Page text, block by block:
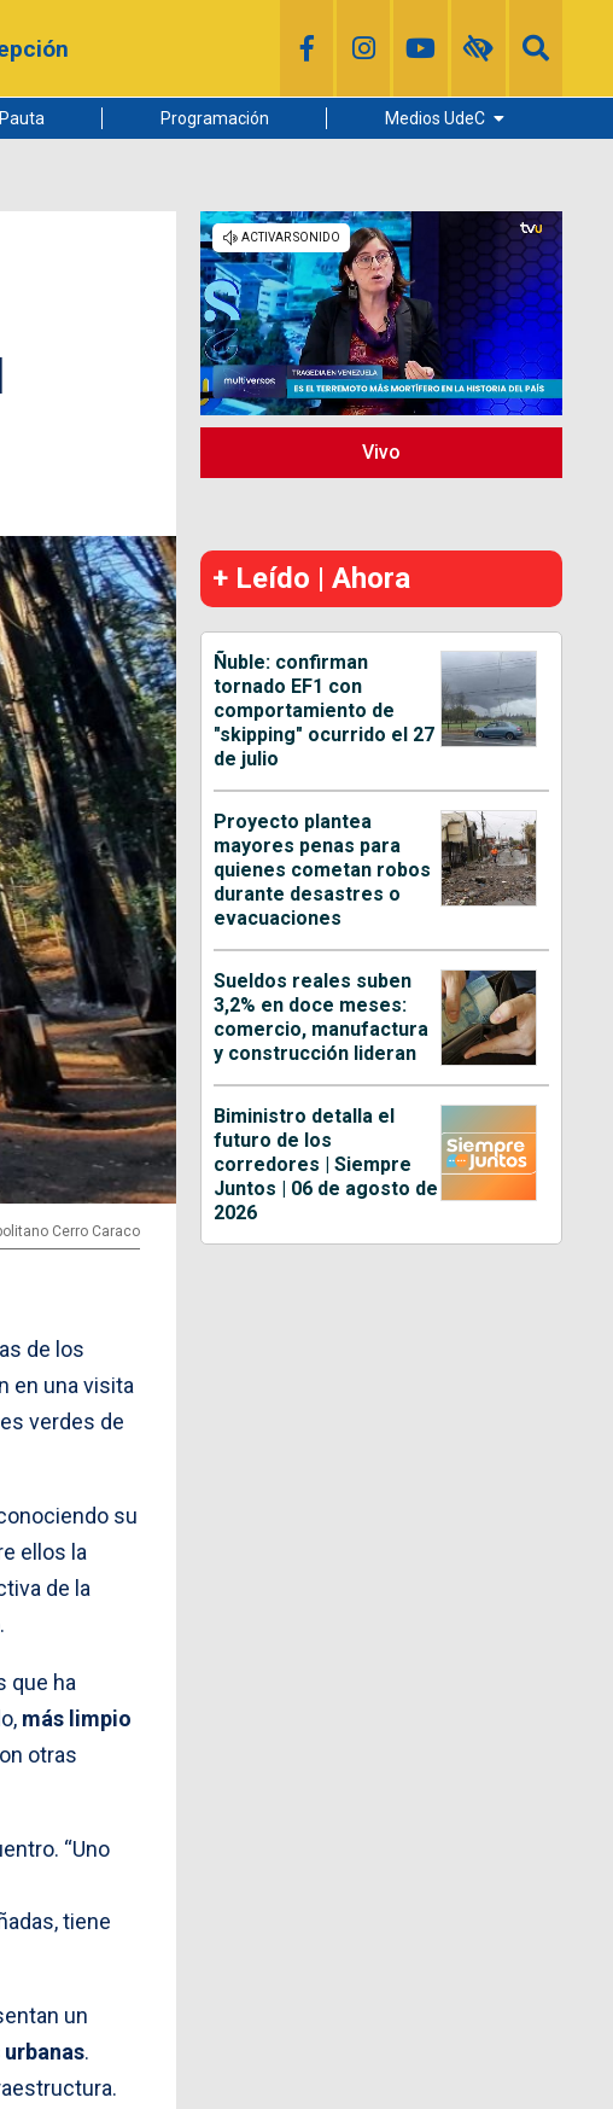
Programación Medios UdeC
Radio UdeC
Noticias UdeC
La Discusión
Cerro Caraco
de los
en una visita
verdes de
su
ellos la
de la
que ha
más limpio
otras
“Uno
tiene
un
.
Vivo
+ Leído | Ahora
Ñuble: confirman
tornado EF1 con
comportamiento de
"skipping" ocurrido el 27
de julio
Proyecto plantea
mayores penas para
quienes cometan robos
durante desastres o
evacuaciones
Sueldos reales suben
3,2% en doce meses:
comercio, manufactura
y construcción lideran
Biministro detalla el
futuro de los
corredores | Siempre
Juntos | 06 de agosto de
2026